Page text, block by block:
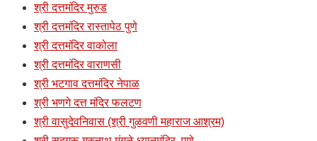
श्री दत्तमंदिर मुरुड
श्री दत्तमंदिर रास्तापेठ पुणे
श्री दत्तमंदिर वाकोला
श्री दत्तमंदिर वाराणसी
श्री भटगाव दत्तमंदिर नेपाळ
श्री भणगे दत्त मंदिर फलटण
श्री वासुदेवनिवास (श्री गुळवणी महाराज आश्रम)